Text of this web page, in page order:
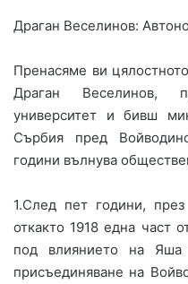
Драган Веселинов:
Пренасяме ви
Драган Веселинов,
университет и бивш
Сърбия пред
години вълнува
1.След пет години,
откакто 1918 една част
под влиянието на Яша
присъединяване на